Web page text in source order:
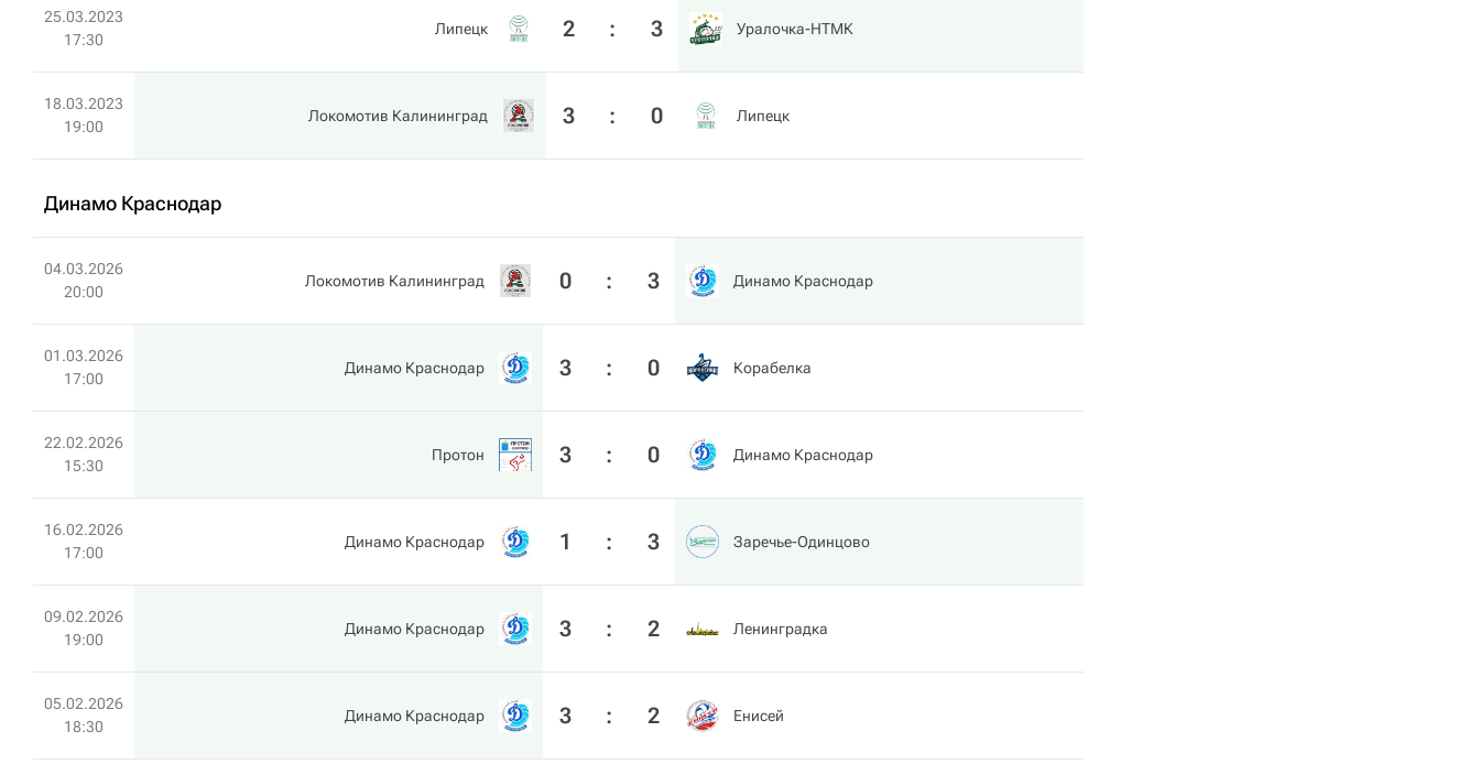
25.03.2023
17:30
Липецк 2 : 3 Уралочка-НТМК
18.03.2023
19:00
Локомотив Калининград 3 : 0 Липецк
Динамо Краснодар
04.03.2026
20:00
Локомотив Калининград 0 : 3 Динамо Краснодар
01.03.2026
17:00
Динамо Краснодар 3 : 0 Корабелка
22.02.2026
15:30
Протон 3 : 0 Динамо Краснодар
16.02.2026
17:00
Динамо Краснодар 1 : 3 Заречье-Одинцово
09.02.2026
19:00
Динамо Краснодар 3 : 2 Ленинградка
05.02.2026
18:30
Динамо Краснодар 3 : 2 Енисей